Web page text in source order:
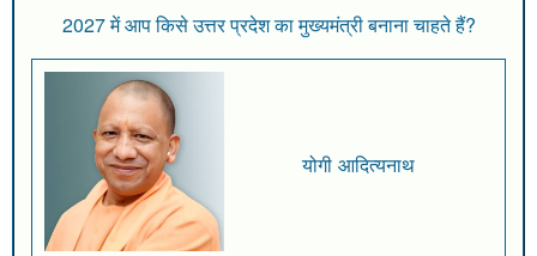
2027 में आप किसे उत्तर प्रदेश का मुख्यमंत्री बनाना चाहते हैं?
योगी आदित्यनाथ